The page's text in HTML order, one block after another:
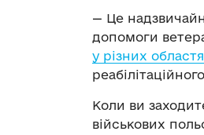
— Це
допомоги
у різних
Коли ви
військових